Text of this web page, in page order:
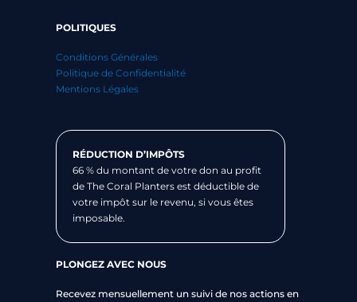
POLITIQUES
Conditions Générales
Politique de Confidentialité
Mentions Légales
RÉDUCTION D’IMPÔTS
66 % du montant de votre don au profit
de The Coral Planters est déductible de
votre impôt sur le revenu, si vous êtes
imposable.
PLONGEZ AVEC NOUS
Recevez mensuellement un suivi de nos actions en